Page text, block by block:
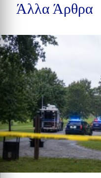
Άλλα Άρθρα